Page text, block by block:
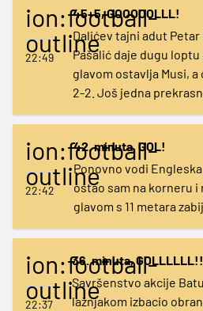
ion:football-
outline
22:49
45+5, GOOOOOLLL!
Dalićev tajni adut Petar
Pašalić daje dugu
glavom ostavlja Musi, a
2-2. Još jedna
ion:football-
outline
22:42
42. minuta, GOL!
Ponovno vodi
ostao sam na korneru i
glavom s 11 metara
ion:football-
outline
22:37
36. minuta,
Savršenstvo akcije
lažnjakom izbacio